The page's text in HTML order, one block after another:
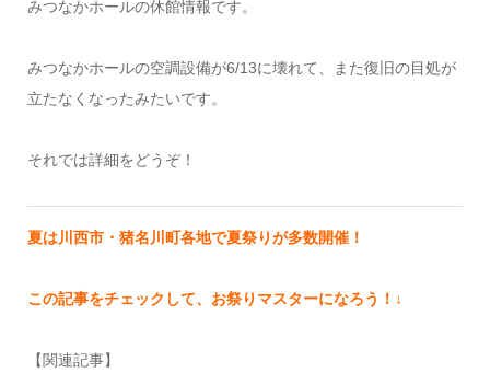
みつなかホールの休館情報です。
みつなかホールの空調設備が6/13に壊れて、また復旧の目処が
立たなくなったみたいです。
それでは詳細をどうぞ！
夏は川西市・猪名川町各地で夏祭りが多数開催！
この記事をチェックして、お祭りマスターになろう！↓
【関連記事】